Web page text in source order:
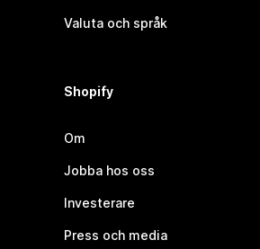
Valuta och språk
Shopify
Om
Jobba hos oss
Investerare
Press och media